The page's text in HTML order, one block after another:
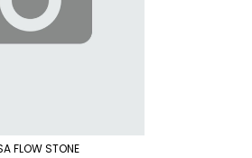
FLOW STONE